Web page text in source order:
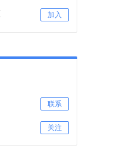
加入
联系
关注